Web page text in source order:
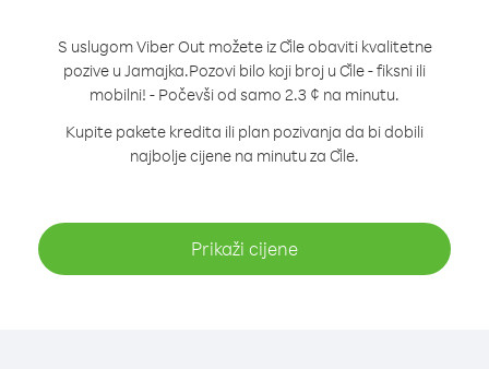
S uslugom Viber Out možete iz Čile obaviti kvalitetne
pozive u Jamajka.Pozovi bilo koji broj u Čile - fiksni ili
mobilni! - Počevši od samo 2.3 ¢ na minutu.
Kupite pakete kredita ili plan pozivanja da bi dobili
najbolje cijene na minutu za Čile.
Prikaži cijene